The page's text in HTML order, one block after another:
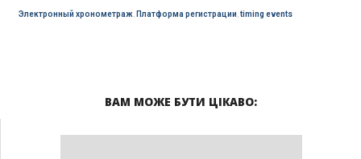
Электронный хронометраж, Платформа регистрации,timing events
ВАМ МОЖЕ БУТИ ЦІКАВО: